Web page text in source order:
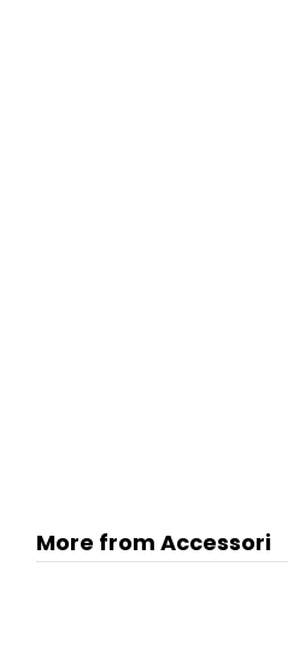
More from Accessori